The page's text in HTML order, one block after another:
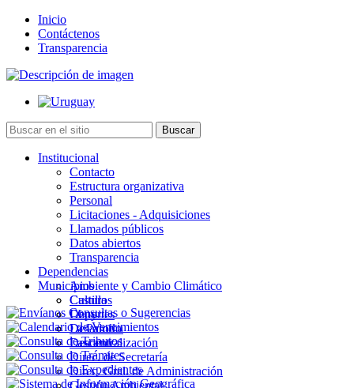
Inicio
Contáctenos
Transparencia
Institucional
Contacto
Estructura organizativa
Personal
Licitaciones - Adquisiciones
Llamados públicos
Datos abiertos
Transparencia
Dependencias
Ambiente y Cambio Climático
Cultura
Deportes
Desarrollo
Descentralización
Direc. de Secretaría
Direc. Gral. de Administración
Gestión Ambiental
Municipios
Castillos
Chuy
La Paloma
Lascano